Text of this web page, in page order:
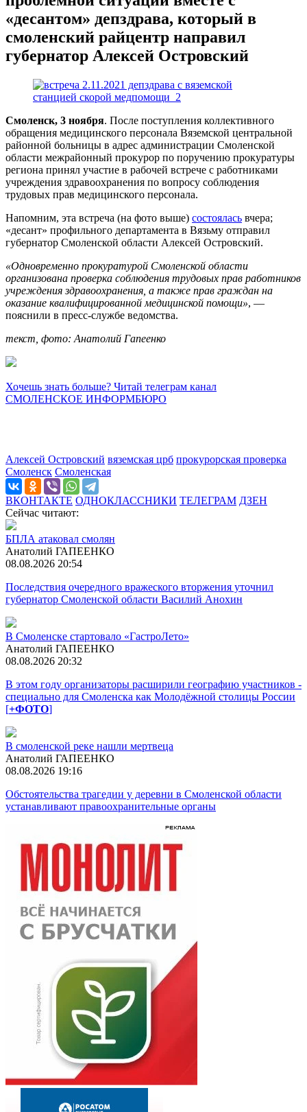
«десантом» депздрава, который в
смоленский райцентр направил
губернатор Алексей Островский
Смоленск, 3 ноября. После поступления коллективного
обращения медицинского персонала Вяземской центральной
районной больницы в адрес администрации Смоленской
области межрайонный прокурор по поручению прокуратуры
региона принял участие в рабочей встрече с работниками
учреждения здравоохранения по вопросу соблюдения
трудовых прав медицинского персонала.
Напомним, эта встреча (на фото выше) состоялась вчера;
«десант» профильного департамента в Вязьму отправил
губернатор Смоленской области Алексей Островский.
«Одновременно прокуратурой Смоленской области
организована проверка соблюдения трудовых прав работников
учреждения здравоохранения, а также прав граждан на
оказание квалифицированной медицинской помощи», —
пояснили в пресс-службе ведомства.
текст, фото: Анатолий Гапеенко
Хочешь знать больше? Читай телеграм канал
СМОЛЕНСКОЕ ИНФОРМБЮРО
Алексей Островский вяземская црб прокурорская проверка
Смоленск Смоленская
ВКОНТАКТЕ ОДНОКЛАССНИКИ ТЕЛЕГРАМ ДЗЕН
Сейчас читают:
БПЛА атаковал смолян
Анатолий ГАПЕЕНКО
08.08.2026 20:54
Последствия очередного вражеского вторжения уточнил
губернатор Смоленской области Василий Анохин
В Смоленске стартовало «ГастроЛето»
Анатолий ГАПЕЕНКО
08.08.2026 20:32
В этом году организаторы расширили географию участников -
специально для Смоленска как Молодёжной столицы России
[+ФОТО]
В смоленской реке нашли мертвеца
Анатолий ГАПЕЕНКО
08.08.2026 19:16
Обстоятельства трагедии у деревни в Смоленской области
устанавливают правоохранительные органы